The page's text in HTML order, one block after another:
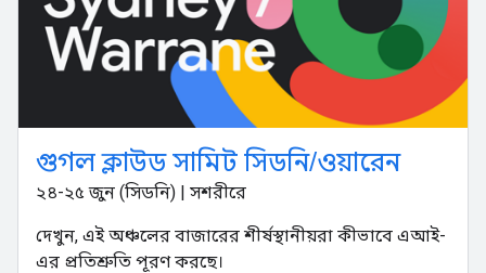
গুগল ক্লাউড সামিট সিডনি/ওয়ারেন
২৪-২৫ জুন (সিডনি) | সশরীরে
দেখুন, এই অঞ্চলের বাজারের শীর্ষস্থানীয়রা কীভাবে এআই-
এর প্রতিশ্রুতি পূরণ করছে।